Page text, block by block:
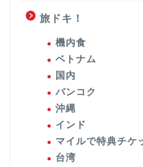
旅ドキ！
機内食
ベトナム
国内
バンコク
沖縄
インド
マイルで特典チケ
台湾